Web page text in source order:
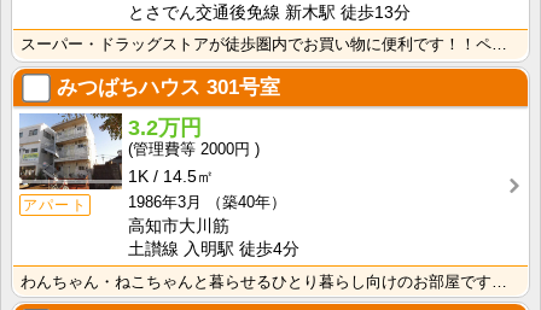
とさでん交通後免線 新木駅 徒歩13分
みつばちハウス 301号室
アパート
3.2万円
2000円
1K
14.5㎡
1986年3月
（築40年）
高知市大川筋
土讃線 入明駅 徒歩4分